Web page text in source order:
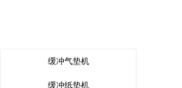
缓冲气垫机
缓冲纸垫机